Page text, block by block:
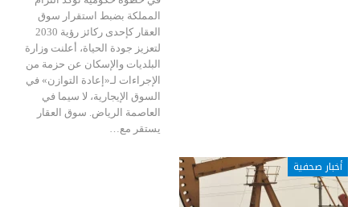
المملكة بضبط استقرار سوق
العقار كإحدى ركائز رؤية 2030
لتعزيز جودة الحياة، أعلنت وزارة
البلديات والإسكان عن حزمة من
الإجراءات لـ«إعادة التوازن» في
السوق الإيجارية، لا سيما في
العاصمة الرياض. سوق العقار
يستقر مع…
أخبار صحفية